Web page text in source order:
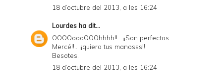
F
18 d’octubre del 2013, a les 16:24
Lourdes ha dit...
OOOOoooOOOhhhh!!.. ¡¡Son perfectos
Mercé!!.. ¡¡quiero tus manosss!!
Besotes.
18 d’octubre del 2013, a les 16:24